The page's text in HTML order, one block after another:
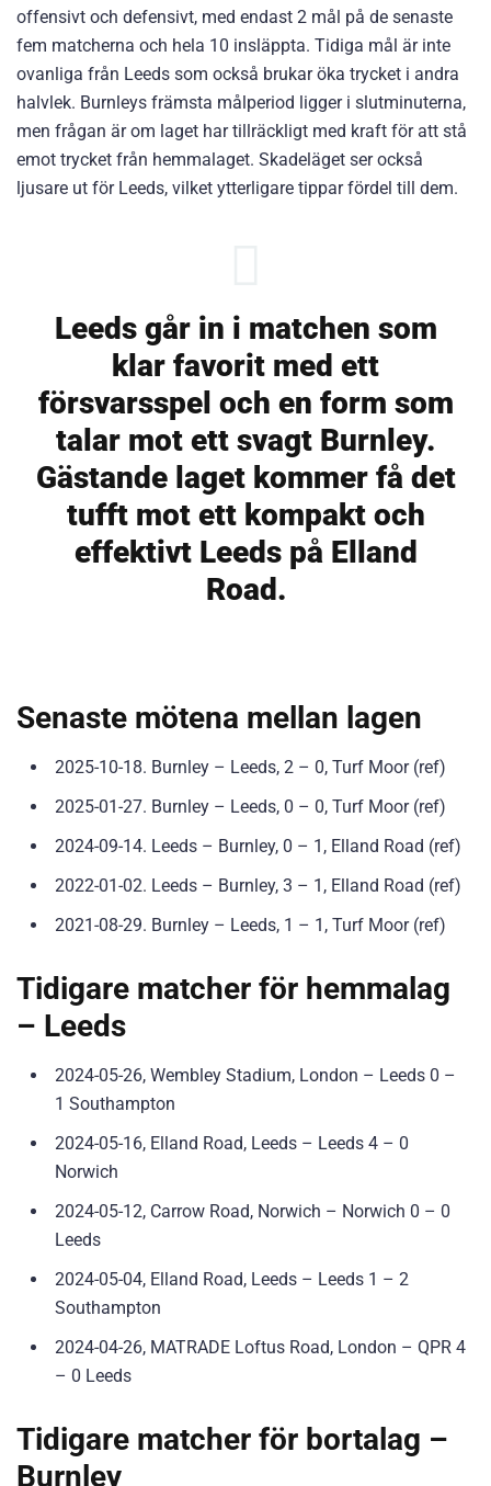
offensivt och defensivt, med endast 2 mål på de senaste
fem matcherna och hela 10 insläppta. Tidiga mål är inte
ovanliga från Leeds som också brukar öka trycket i andra
halvlek. Burnleys främsta målperiod ligger i slutminuterna,
men frågan är om laget har tillräckligt med kraft för att stå
emot trycket från hemmalaget. Skadeläget ser också
ljusare ut för Leeds, vilket ytterligare tippar fördel till dem.
Leeds går in i matchen som
klar favorit med ett
försvarsspel och en form som
talar mot ett svagt Burnley.
Gästande laget kommer få det
tufft mot ett kompakt och
effektivt Leeds på Elland
Road.
Senaste mötena mellan lagen
2025-10-18. Burnley – Leeds, 2 – 0, Turf Moor (ref)
2025-01-27. Burnley – Leeds, 0 – 0, Turf Moor (ref)
2024-09-14. Leeds – Burnley, 0 – 1, Elland Road (ref)
2022-01-02. Leeds – Burnley, 3 – 1, Elland Road (ref)
2021-08-29. Burnley – Leeds, 1 – 1, Turf Moor (ref)
Tidigare matcher för hemmalag
– Leeds
2024-05-26, Wembley Stadium, London – Leeds 0 –
1 Southampton
2024-05-16, Elland Road, Leeds – Leeds 4 – 0
Norwich
2024-05-12, Carrow Road, Norwich – Norwich 0 – 0
Leeds
2024-05-04, Elland Road, Leeds – Leeds 1 – 2
Southampton
2024-04-26, MATRADE Loftus Road, London – QPR 4
– 0 Leeds
Tidigare matcher för bortalag –
Burnley